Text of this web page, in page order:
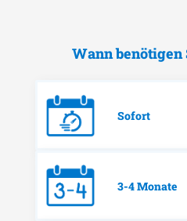
Wann
Sofort
3-4 Monate